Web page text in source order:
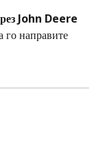
John Deere
го направите